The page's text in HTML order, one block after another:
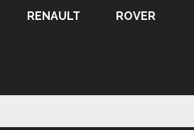
RENAULT ROVER